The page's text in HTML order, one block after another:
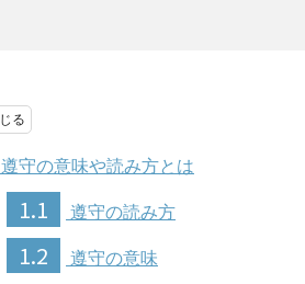
遵守の意味や読み方とは
1.1 遵守の読み方
1.2 遵守の意味